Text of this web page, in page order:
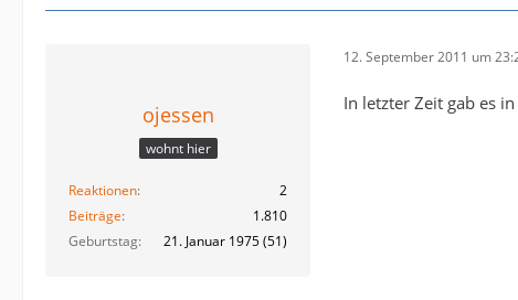
ojessen
wohnt hier
Reaktionen
2
Beiträge
1.810
Geburtstag
21. Januar 1975 (51)
12. September 2011 um
In letzter Zeit gab es